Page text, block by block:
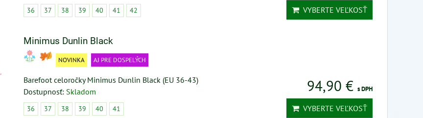
36 37 38 39 40 41 42 VYBERTE VEĽKOSŤ
Minimus Dunlin Black
NOVINKA AJ PRE DOSPELÝCH
Barefoot celoročky Minimus Dunlin Black (EU 36-43)
Dostupnosť: Skladom
36 37 38 39 40 41
94,90 € s DPH
VYBERTE VEĽKOSŤ